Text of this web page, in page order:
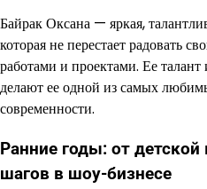
Байрак Оксана — яркая,
которая не перестает радовать
работами и проектами. Ее
делают ее одной из самых
современности.
Ранние годы: от
шагов в шоу-бизнесе